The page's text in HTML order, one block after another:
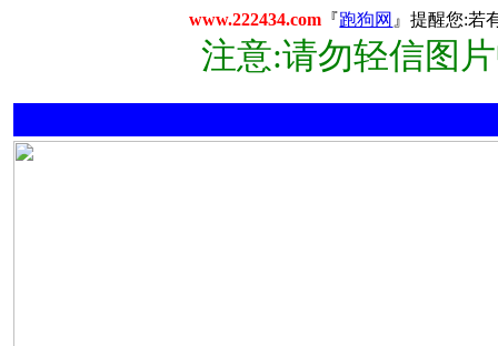
www.222434.com 『跑狗网 』提醒您:若
注意:请勿轻信图